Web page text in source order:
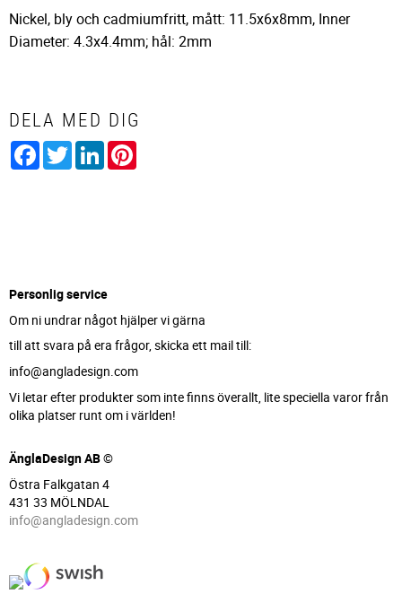
Nickel, bly och cadmiumfritt, mått: 11.5x6x8mm, Inner
Diameter: 4.3x4.4mm; hål: 2mm
DELA MED DIG
Facebook
TwitterLinkedIn
Personlig service
Om ni undrar något hjälper vi gärna
till att svara på era frågor, skicka ett mail till:
info@angladesign.com
Vi letar efter produkter som inte finns överallt, lite speciella varor från
olika platser runt om i världen!
ÄnglaDesign AB ©
Östra Falkgatan 4
431 33 MÖLNDAL
info@angladesign.com